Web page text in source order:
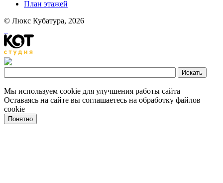
План этажей
© Люкс Кубатура, 2026
Мы используем cookie для улучшения работы сайта
Оставаясь на сайте вы соглашаетесь на обработку файлов
cookie
Понятно